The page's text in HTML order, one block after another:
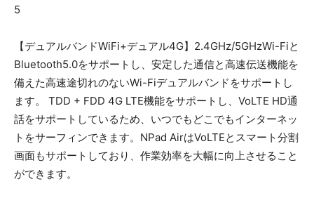
【デュアルバンドWiFi+デュアル4G】2.4GHz/5GHzWi-Fiと
Bluetooth5.0をサポートし、安定した通信と高速伝送機能を
備えた高速途切れのないWi-Fiデュアルバンドをサポートし
ます。 TDD + FDD 4G LTE機能をサポートし、VoLTE HD通
話をサポートしているため、いつでもどこでもインターネッ
トをサーフィンできます。NPad AirはVoLTEとスマート分割
画面もサポートしており、作業効率を大幅に向上させること
ができます。